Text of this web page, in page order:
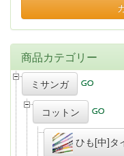
商品カテゴリー
ミサンガ
コットン
ひも[中]タ